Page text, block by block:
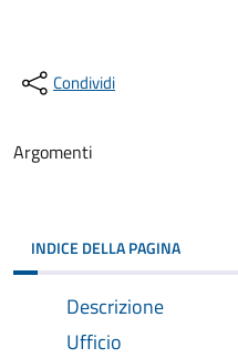
Condividi
Argomenti
INDICE DELLA PAGINA
Descrizione
Ufficio